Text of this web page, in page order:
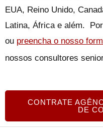
EUA, Reino Unido,
Latina, África e além.
ou preencha o nosso
nossos consultores
CONTRATE
DE